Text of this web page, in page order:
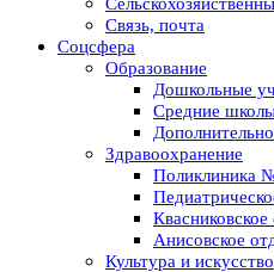
Связь, почта
Соцсфера
Образование
Дошкольные
Средние
Здравоохранение
Поликлиника
Квасниковское
Анисовское
Культура и искусство